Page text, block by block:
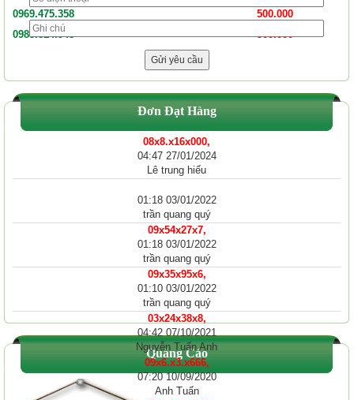
0969.475.358
500.000
0985.814.948
500.000
Đơn Đạt Hàng
08x8.x16x000,
04:47 27/01/2024
Lê trung hiếu
01:18 03/01/2022
trần quang quý
09x54x27x7,
01:18 03/01/2022
trần quang quý
09x35x95x6,
01:10 03/01/2022
trần quang quý
03x24x38x8,
04:42 07/10/2021
Nguyễn Tuấn Anh
09x6.x3.x666,
07:20 10/09/2020
Anh Tuấn
Quảng Cáo